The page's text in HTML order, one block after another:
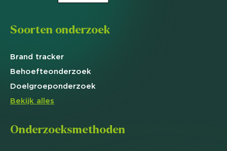
Soorten onderzoek
Brand tracker
Behoefteonderzoek
Doelgroeponderzoek
Bekijk alles
Onderzoeksmethoden